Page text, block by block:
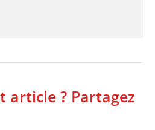
article ? Partagez